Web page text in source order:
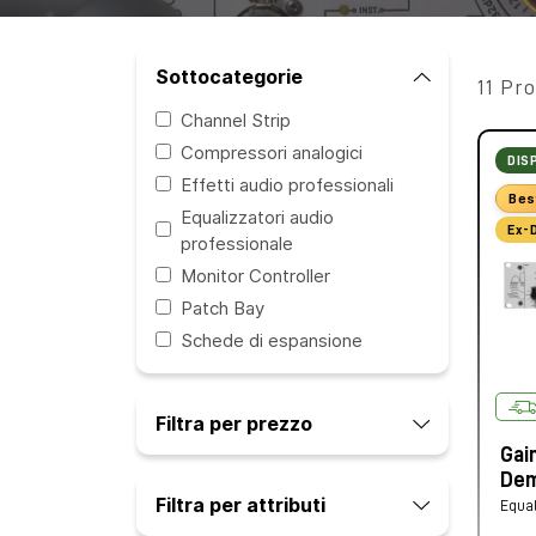
Sottocategorie
Channel Strip
Compressori analogici
Effetti audio professionali
Equalizzatori audio
professionale
Monitor Controller
Patch Bay
Schede di espansione
Filtra per prezzo
Filtra per attributi
11
Ex-